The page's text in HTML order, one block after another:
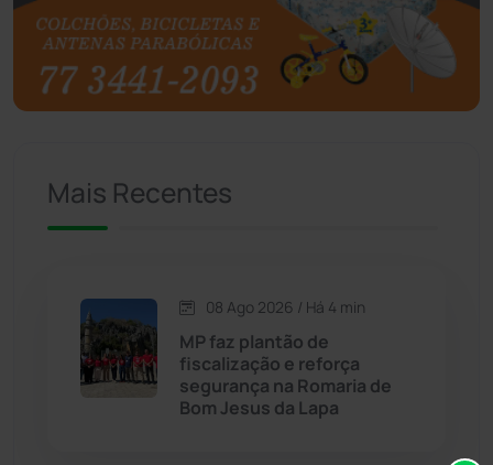
Brasil (7680)
Brumado (31959)
Caetanos
Candiba
Cândido Sales
Mais Recentes
08 Ago 2026 / Há 4 min
MP faz plantão de
fiscalização e reforça
segurança na Romaria de
Bom Jesus da Lapa